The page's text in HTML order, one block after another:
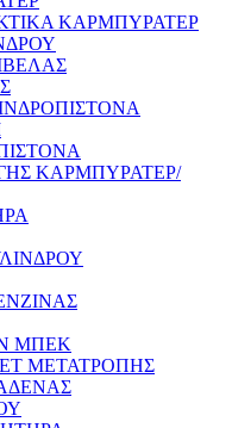
ΚΑΡΜΠΥΡΑΤΕΡ
ΚΑΡΜΠΥΡΑΤΕΡ/
ΜΠΕΚ
ΜΕΤΑΤΡΟΠΗΣ